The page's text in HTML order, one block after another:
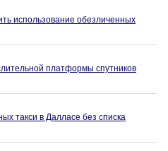
использование обезличенных
платформы спутников
такси в Далласе без списка